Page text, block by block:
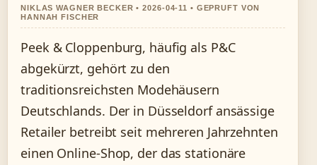
NIKLAS WAGNER BECKER • 2026-04-11 • GEPRUFT VON
HANNAH FISCHER
Peek & Cloppenburg, häufig als P&C
abgekürzt, gehört zu den
traditionsreichsten Modehäusern
Deutschlands. Der in Düsseldorf ansässige
Retailer betreibt seit mehreren Jahrzehnten
einen Online-Shop, der das stationäre